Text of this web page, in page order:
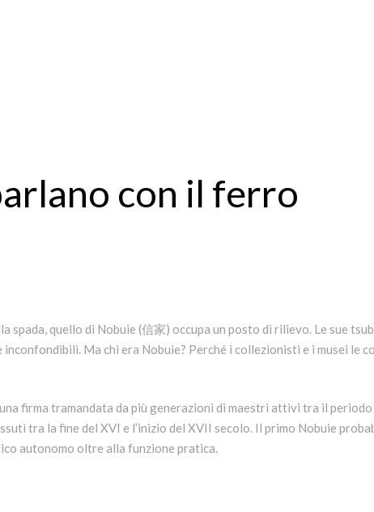
con il ferro
quello di Nobuie (信家) occupa un posto di rilievo. Le sue
Ma chi era Nobuie? Perché i collezionisti e i musei le
firma tramandata da più generazioni di maestri attivi tra il
tra la fine del XVI e l’inizio del XVII secolo. Il primo Nobuie
autonomo oltre alla funzione pratica.